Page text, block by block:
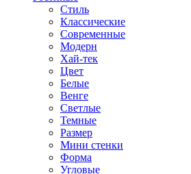
Стиль
Классические
Современные
Модерн
Хай-тек
Цвет
Белые
Венге
Светлые
Темные
Размер
Мини стенки
Форма
Угловые